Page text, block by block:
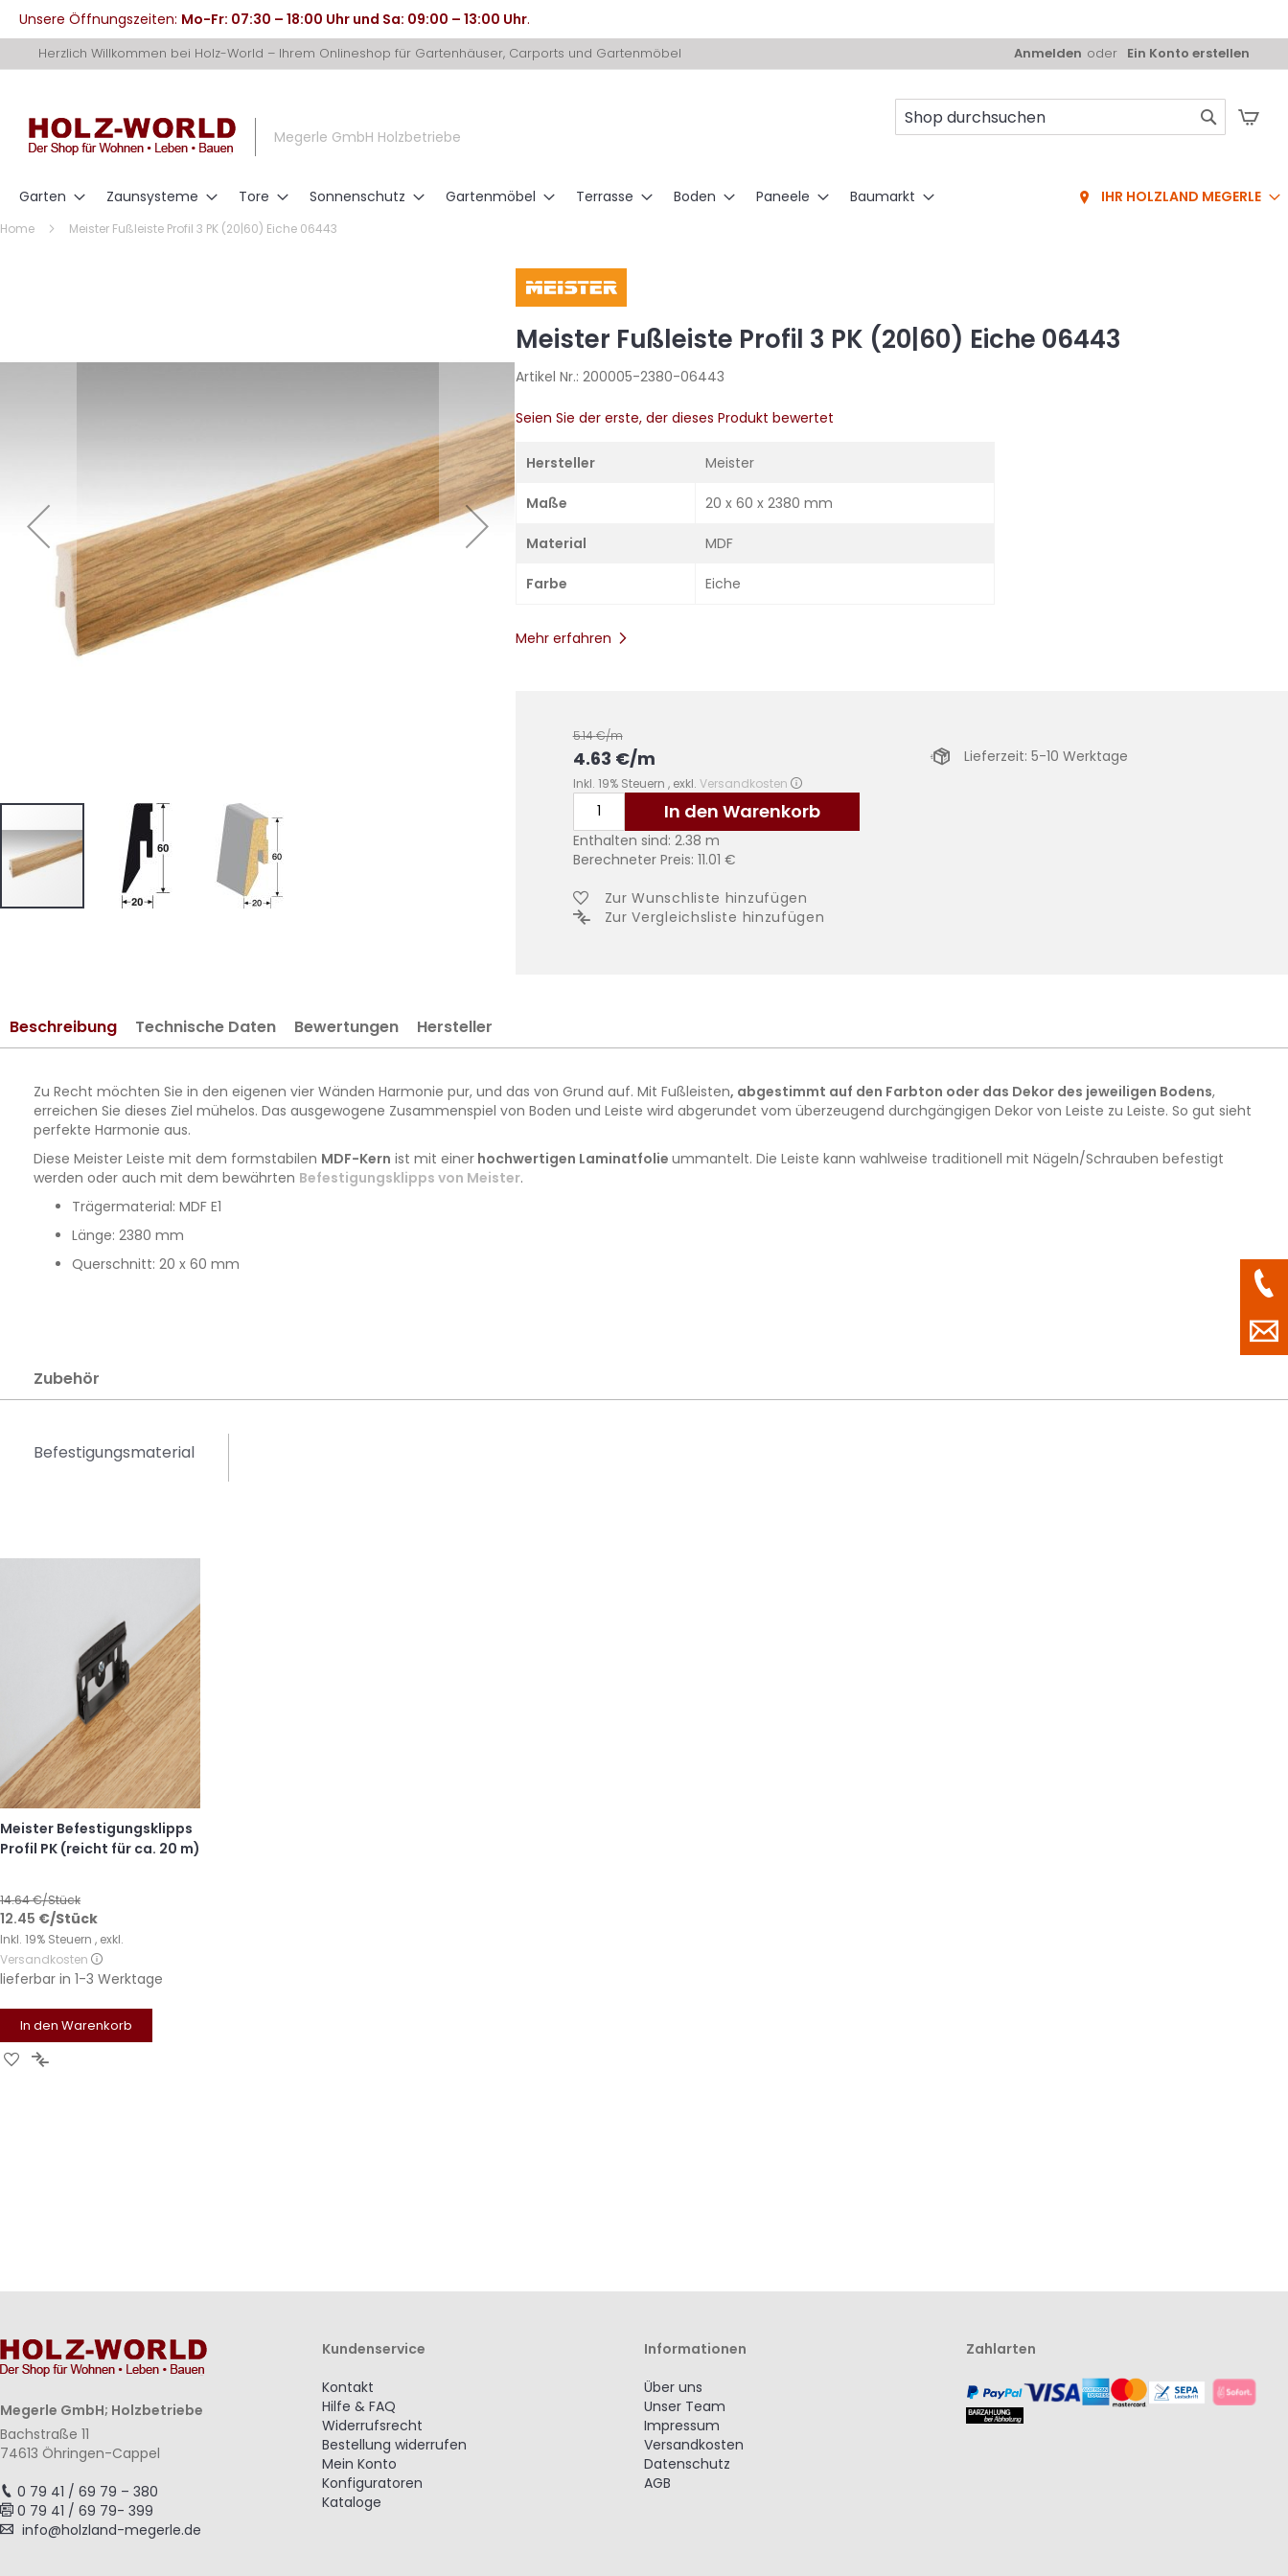
Unsere Öffnungszeiten: Mo-Fr: 07:30 – 18:00 Uhr und Sa: 09:00 – 13:00 Uhr.
zum
Herzlich Willkommen bei Holz-World – Ihrem Onlineshop für Gartenhäuser, Carports und Gartenmöbel Anmelden Ein Konto erstellen
Megerle GmbH Holzbetriebe
Garten Zaunsysteme Tore Sonnenschutz Gartenmöbel Terrasse Boden Paneele Baumarkt IHR HOLZLAND MEGERLE
Home Meister Fußleiste Profil 3 PK (20|60) Eiche 06443
Meister Fußleiste Profil 3 PK (20|60) Eiche 06443
Artikel Nr.: 200005-2380-06443
Seien Sie der erste, der dieses Produkt bewertet
Hersteller Meister
Maße 20 x 60 x 2380 mm
Material MDF
Farbe Eiche
Mehr erfahren
5.14€/m
4.63 €/m
Inkl. 19% Steuern , exkl. Versandkosten
In den Warenkorb
Enthalten sind: 2.38 m
Berechneter Preis: 11.01 €
Lieferzeit: 5-10 Werktage
Zur Wunschliste hinzufügen
Zur Vergleichsliste hinzufügen
Beschreibung
Zu Recht möchten Sie in den eigenen vier Wänden Harmonie pur, und das von Grund auf. Mit Fußleisten, abgestimmt auf den Farbton oder das Dekor des jeweiligen Bodens,
erreichen Sie dieses Ziel mühelos. Das ausgewogene Zusammenspiel von Boden und Leiste wird abgerundet vom überzeugend durchgängigen Dekor von Leiste zu Leiste. So gut sieht
perfekte Harmonie aus.
Diese Meister Leiste mit dem formstabilen MDF-Kern ist mit einer hochwertigen Laminatfolie ummantelt. Die Leiste kann wahlweise traditionell mit Nägeln/Schrauben befestigt
werden oder auch mit dem bewährten Befestigungsklipps von Meister.
Trägermaterial: MDF E1
Länge: 2380 mm
Querschnitt: 20 x 60 mm
Technische Daten Bewertungen Hersteller
Zubehör
Befestigungsmaterial
Meister Befestigungsklipps
Profil PK (reicht für ca. 20 m)
14.64€/Stück
12.45 €/Stück
Inkl. 19% Steuern , exkl.
Versandkosten
lieferbar in 1-3 Werktage
In den Warenkorb
Zur Zur
Megerle GmbH; Holzbetriebe
Bachstraße 11
74613 Öhringen-Cappel
0 79 41 / 69 79 – 380
0 79 41 / 69 79- 399
info@holzland-megerle.de
Kundenservice
Kontakt
Hilfe & FAQ
Widerrufsrecht
Bestellung widerrufen
Mein Konto
Konfiguratoren
Kataloge
Informationen
Über uns
Unser Team
Impressum
Versandkosten
Datenschutz
AGB
Zahlarten